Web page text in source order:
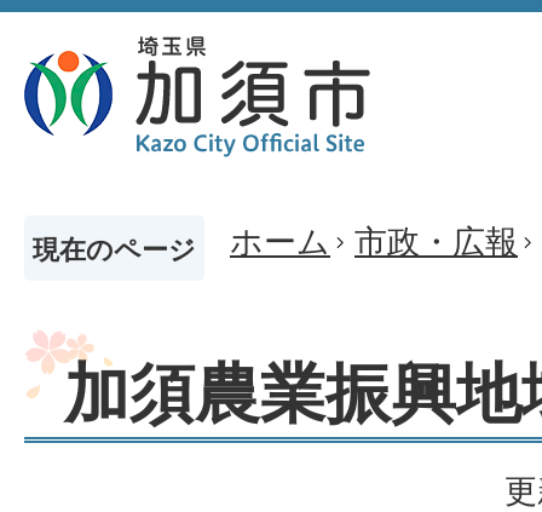
現在のページ ホーム 市政・広報
加須農業振興